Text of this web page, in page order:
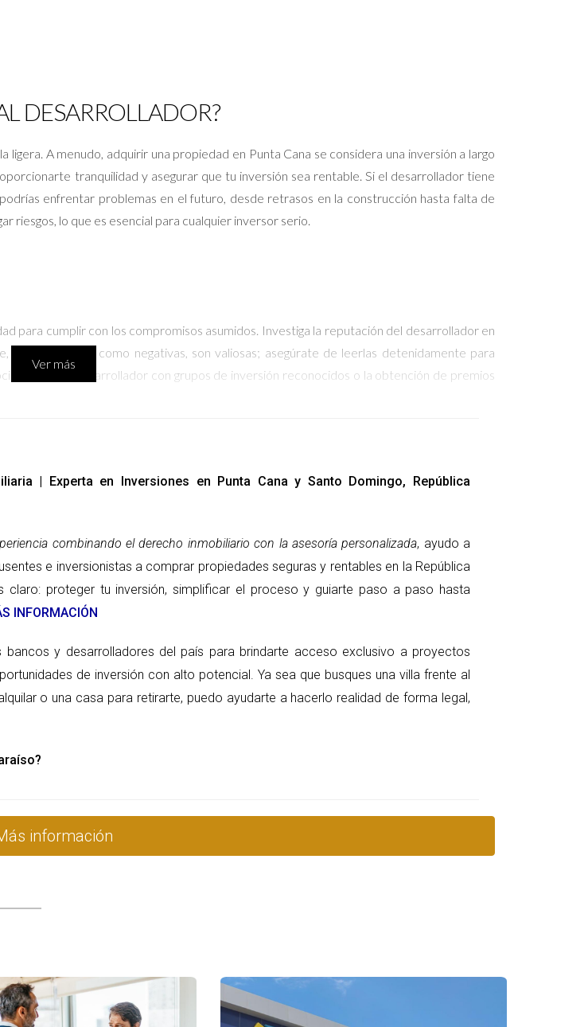
DESARROLLADOR?
A menudo, adquirir una propiedad en Punta Cana se considera una inversión a largo
tranquilidad y asegurar que tu inversión sea rentable. Si el desarrollador tiene
enfrentar problemas en el futuro, desde retrasos en la construcción hasta falta de
riesgos, lo que es esencial para cualquier inversor serio.
para cumplir con los compromisos asumidos. Investiga la reputación del desarrollador en
tanto positivas como negativas, son valiosas; asegúrate de leerlas detenidamente para
de un desarrollador con grupos de inversión reconocidos o la obtención de premios
sobre la calidad de sus proyectos. Investiga el portafolio del desarrollador y analiza
de construcción y acabados. Una buena práctica es visitar personalmente desarrollos
calidad y atención al detalle que ofrece el desarrollador. Si un desarrollador tiene una
Asegúrate de que te proporcionen toda la documentación necesaria, incluidos permisos
de otros compradores e inspeccionar cualquier documento relacionado con las
a considerar antes de realizar una compra. Asegúrate de que el desarrollador
ser un gran apoyo en la gestión de la propiedad.
DESARROLLADORES
para conocer a varios desarrolladores y comparar sus ofertas.
que han logrado construir una sólida reputación en el mercado. El Grupo Puntacana es un
Ver más
| Experta en Inversiones en Punta Cana y Santo Domingo, República
combinando el derecho inmobiliario con la asesoría personalizada, ayudo a
e inversionistas a comprar propiedades seguras y rentables en la República
claro: proteger tu inversión, simplificar el proceso y guiarte paso a paso hasta
INFORMACIÓN
bancos y desarrolladores del país para brindarte acceso exclusivo a proyectos
de inversión con alto potencial. Ya sea que busques una villa frente al
o una casa para retirarte, puedo ayudarte a hacerlo realidad de forma legal,
información